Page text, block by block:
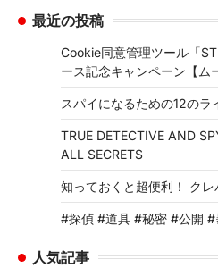
最近の投稿
Cookie同意管理ツール「
ース記念キャンペーン【ム
スパイになるための12のラ
TRUE DETECTIVE AND
ALL SECRETS
知っておくと超便利！ ク
#探偵 #道具 #秘密 #公開 #
人気記事